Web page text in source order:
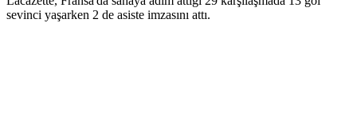
sevinci yaşarken 2 de asiste imzasını attı.